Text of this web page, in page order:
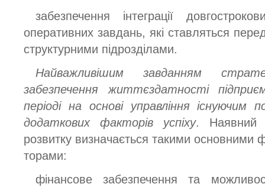
забезпечення інтеграції
оперативних завдань, які ставляться
структурними підрозділами.
Найважливішим
завданням
забезпечення життєздатності
періоді на основі управління
додаткових факторів успіху. Наявний
розвитку визначається такими основними
торами:
фінансове забезпечення та